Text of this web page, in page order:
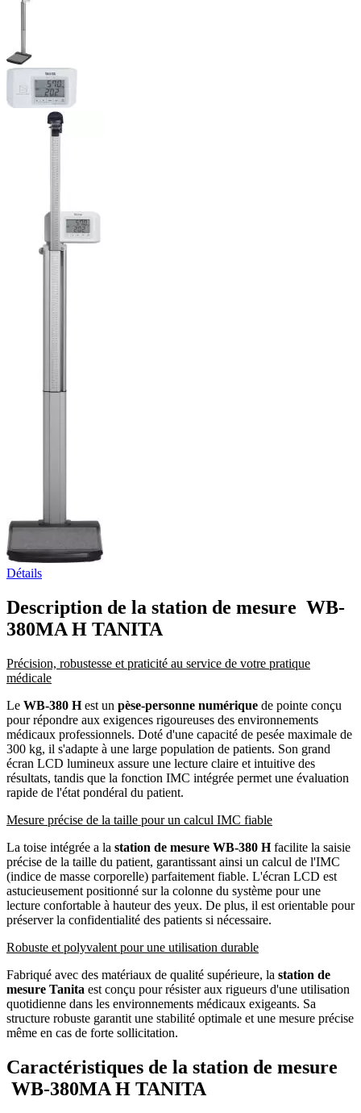
Détails
Description de la station de mesure WB-
380MA H TANITA
Précision, robustesse et praticité au service de votre pratique
médicale
Le WB-380 Hest un pèse-personne numérique de pointe conçu
pour répondre aux exigences rigoureuses des environnements
médicaux professionnels. Doté d'une capacité de pesée maximale de
300 kg, il s'adapte à une large population de patients. Son grand
écran LCD lumineux assure une lecture claire et intuitive des
résultats, tandis que la fonction IMC intégrée permet une évaluation
rapide de l'état pondéral du patient.
Mesure précise de la taille pour un calcul IMC fiable
La toise intégrée a la station de mesure WB-380 Hfacilite la saisie
précise de la taille du patient, garantissant ainsi un calcul de l'IMC
(indice de masse corporelle) parfaitement fiable. L'écran LCD est
astucieusement positionné sur la colonne du système pour une
lecture confortable à hauteur des yeux. De plus, il est orientable pour
préserver la confidentialité des patients si nécessaire.
Robuste et polyvalent pour une utilisation durable
Fabriqué avec des matériaux de qualité supérieure, la station de
mesure Tanita est conçu pour résister aux rigueurs d'une utilisation
quotidienne dans les environnements médicaux exigeants. Sa
structure robuste garantit une stabilité optimale et une mesure précise
même en cas de forte sollicitation.
Caractéristiques de la station de mesure
WB-380MA H TANITA